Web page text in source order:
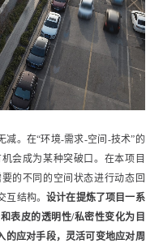
减。在“环境-需求-空间-技术”的
会成为某种突破口。在本项目
的不同的空间状态进行动态回
互结构。设计在提炼了项目一系
表皮的透明性/私密性变化为目
的应对手段，灵活可变地应对周